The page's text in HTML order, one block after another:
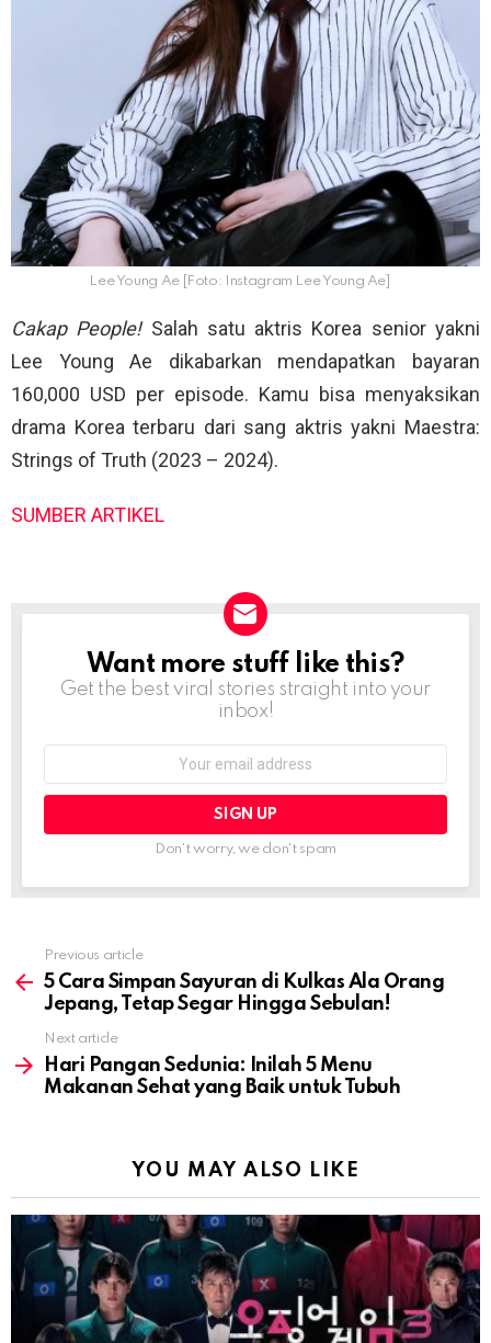
Lee Young Ae [Foto: Instagram Lee Young Ae]
Cakap People!Salah satu aktris Korea senior yakni
Lee Young Ae dikabarkan mendapatkan bayaran
160,000 USD per episode. Kamu bisa menyaksikan
drama Korea terbaru dari sang aktris yakni Maestra:
Strings of Truth (2023 – 2024).
SUMBER ARTIKEL
NEWSLETTER
Want more stuff like this?
Get the best viral stories straight into your
inbox!
Don't worry, we don't spam
more
Previous article
5 Cara Simpan Sayuran di Kulkas Ala Orang
Jepang, Tetap Segar Hingga Sebulan!
Next article
Hari Pangan Sedunia: Inilah 5 Menu
Makanan Sehat yang Baik untuk Tubuh
YOU MAY ALSO LIKE